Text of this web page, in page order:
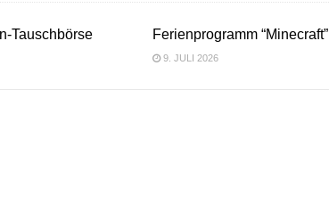
Tauschbörse Ferienprogramm “Minecraft”
9. JULI 2026